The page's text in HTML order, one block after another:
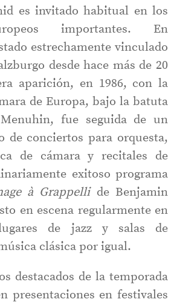
es invitado habitual en los
importantes. En
estrechamente vinculado
desde hace más de 20
aparición, en 1986, con la
de Europa, bajo la batuta
fue seguida de un
de conciertos para orquesta,
de cámara y recitales de
exitoso programa
à Grappelli de Benjamin
en escena regularmente en
de jazz y salas de
clásica por igual.
destacados de la temporada
presentaciones en festivales